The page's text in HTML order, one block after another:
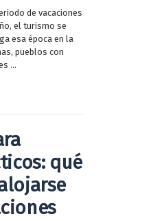
de vacaciones
el turismo se
esa época en la
pueblos con
...
qué